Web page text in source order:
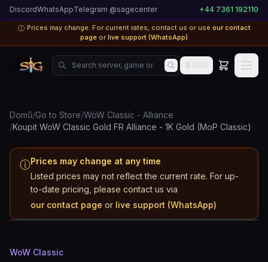
DiscordWhatsAppTelegram @sagecenter +44 7361 192110
ⓘ Prices may change. For current rates, contact us or use our contact
page or live support (WhatsApp)
Search server, game or product...
$ USD
Domů/Go to Store/WoW Classic - Alliance
/Koupit WoW Classic Gold FR Alliance - 1K Gold (MoP Classic)
ⓘPrices may change at any time
Listed prices may not reflect the current rate. For up-
to-date pricing, please contact us via
our contact page or live support (WhatsApp)
WoW Classic
Alliance
WoW Classic